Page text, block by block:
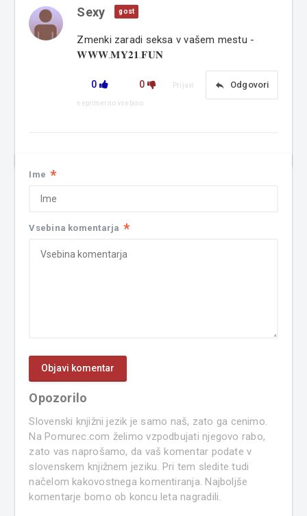
Sexy gost
Zmenki zaradi seksa v vašem mestu -
𝐖𝐖𝐖.𝐌𝐘𝟐𝟏.𝐅𝐔𝐍
0 0 reply Odgovori
Prijavi
neprimerno vsebino
Ime *
Vsebina komentarja *
Opozorilo
Slovenski knjižni jezik je samo naš, zato ga cenimo.
Na Pomurec.com želimo vzpodbujati njegovo rabo,
zato vas naprošamo, da vaš komentar podate v
slovenskem knjižnem jeziku. Pri tem sledite tudi
načelom kakovostnega komentiranja. Najboljše
komentarje bomo ob koncu leta nagradili.